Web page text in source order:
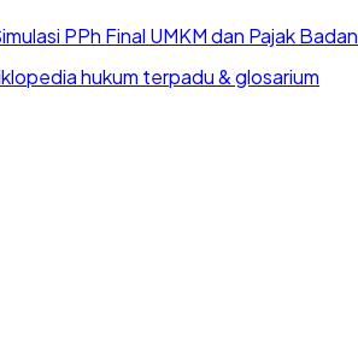
PPh Final UMKM dan Pajak Badan
hukum terpadu & glosarium